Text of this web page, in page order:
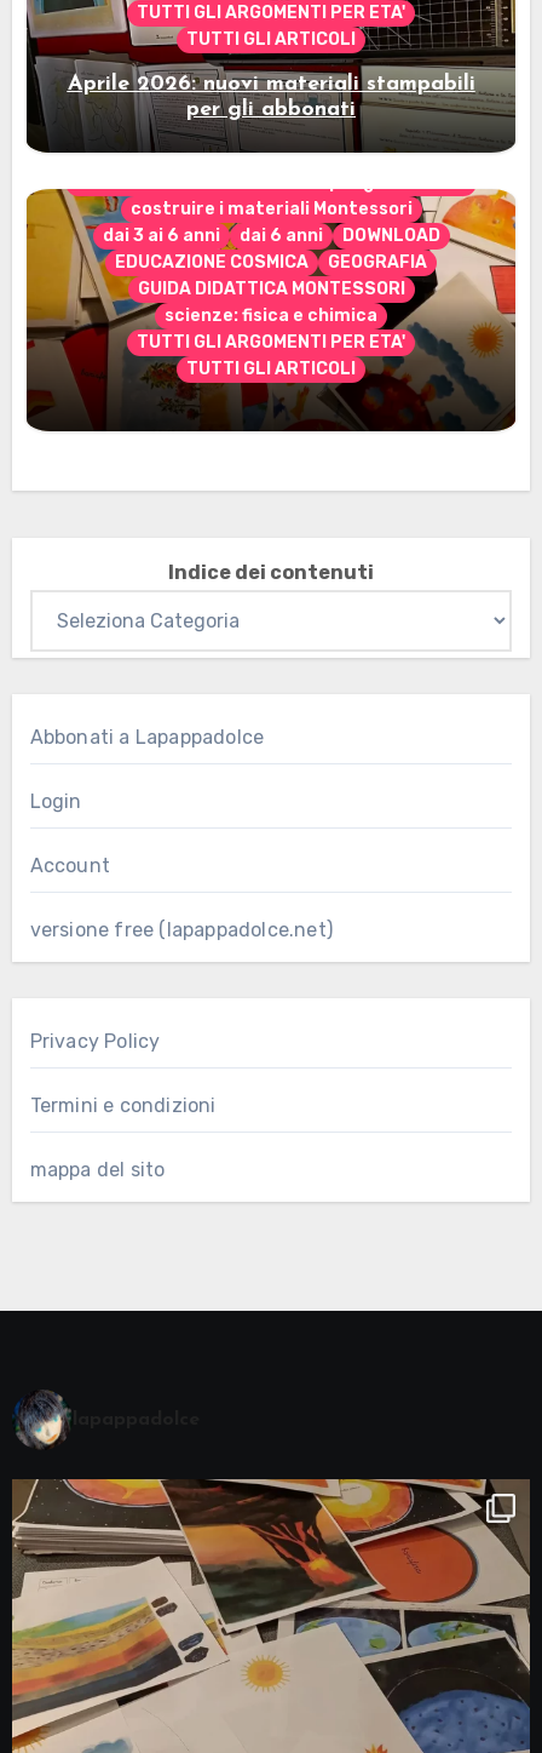
TUTTI GLI ARGOMENTI PER ETA'
TUTTI GLI ARTICOLI
Aprile 2026: nuovi materiali stampabili
per gli abbonati
costruire i materiali Montessori
dai 3 ai 6 anni
dai 6 anni
DOWNLOAD
EDUCAZIONE COSMICA
GEOGRAFIA
GUIDA DIDATTICA MONTESSORI
scienze: fisica e chimica
TUTTI GLI ARGOMENTI PER ETA'
TUTTI GLI ARTICOLI
Marzo 2026: nuovi materiali stampabili
per gli abbonati
Indice dei contenuti
Abbonati a Lapappadolce
Login
Account
versione free (lapappadolce.net)
Privacy Policy
Termini e condizioni
mappa del sito